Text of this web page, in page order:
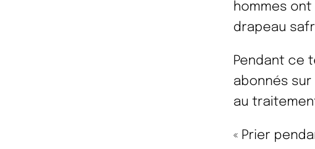
hommes
drapeau
Pendant ce
abonnés sur
au
« Prier